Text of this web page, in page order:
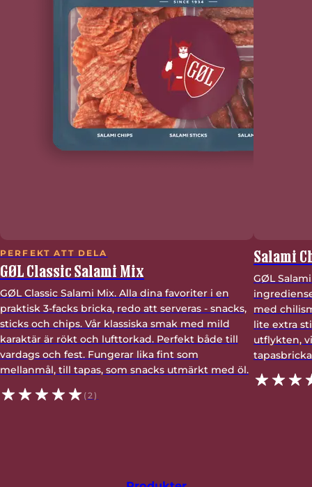
PERFEKT ATT DELA
GØL Classic Salami Mix
GØL Classic Salami Mix. Alla dina favoriter i en
praktisk 3-facks bricka, redo att serveras - snacks,
sticks och chips. Vår klassiska smak med mild
karaktär är rökt och lufttorkad. Perfekt både till
vardags och fest. Fungerar lika fint som
mellanmål, till tapas, som snacks utmärkt med öl.
(2)
Salami
GØL
med
lite extra
utflykten,